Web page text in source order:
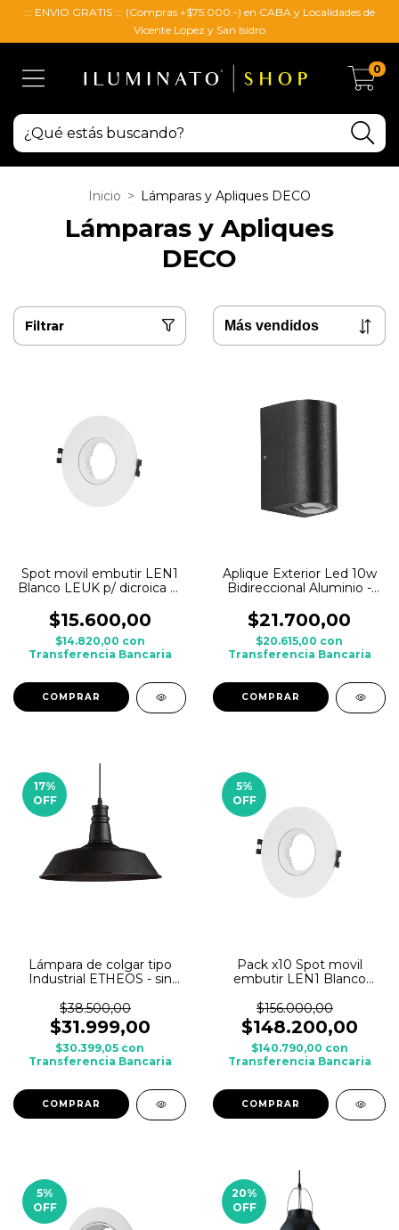
::: ENVIO GRATIS ::: (Compras +$75.000.-) en CABA y Localidades de
Vicente Lopez y San Isidro
0
Inicio > Lámparas y Apliques DECO
Lámparas y Apliques
DECO
Filtrar
Spot movil embutir LEN1
Blanco LEUK p/ dicroica c/
$15.600,00
$14.820,00 con
Transferencia Bancaria
Aplique Exterior Led 10w
Bidireccional Aluminio -
$21.700,00
$20.615,00 con
Transferencia Bancaria
17%
OFF
Lámpara de colgar tipo
Industrial ETHEOS - sin
$38.500,00
$31.999,00
$30.399,05 con
Transferencia Bancaria
5%
OFF
Pack x10 Spot movil
embutir LEN1 Blanco
GU10
$156.000,00
$148.200,00
$140.790,00 con
Transferencia Bancaria
5%
OFF
20%
OFF